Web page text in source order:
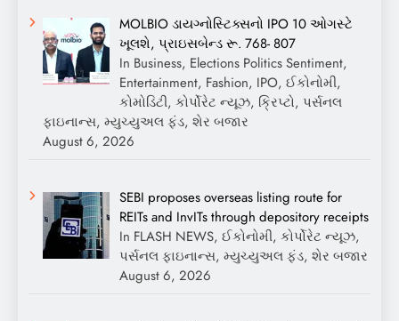
MOLBIO ડાયગ્નોસ્ટિક્સનો IPO 10 ઓગસ્ટે
ખૂલશે, પ્રાઇસબેન્ડ રૂ. 768- 807
In Business, Elections Politics Sentiment,
Entertainment, Fashion, IPO, ઈકોનોમી,
કોમોડિટી, કોર્પોરેટ ન્યૂઝ, ક્રિપ્ટો, પર્સનલ
ફાઇનાન્સ, મ્યુચ્યુઅલ ફંડ, શેર બજાર
August 6, 2026
SEBI proposes overseas listing route for
REITs and InvITs through depository receipts
In FLASH NEWS, ઈકોનોમી, કોર્પોરેટ ન્યૂઝ,
પર્સનલ ફાઇનાન્સ, મ્યુચ્યુઅલ ફંડ, શેર બજાર
August 6, 2026